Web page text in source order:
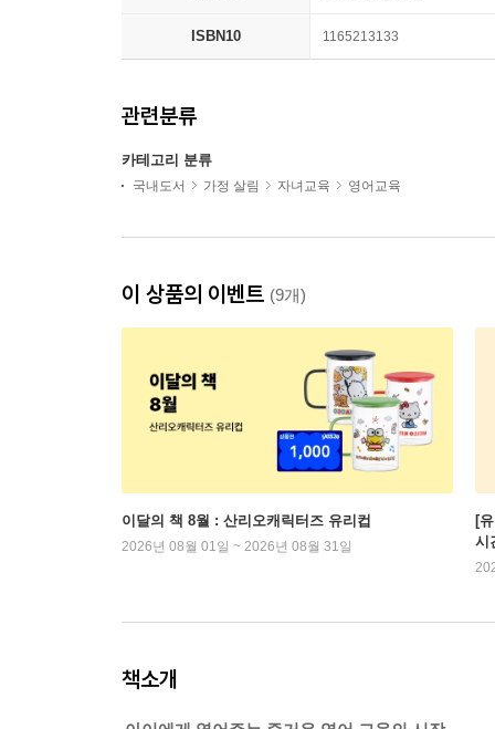
ISBN10 1165213133
관련분류
카테고리 분류
국내도서 가정 살림 자녀교육 영어교육
이 상품의 이벤트 (9개)
이달의 책 8월 : 산리오캐릭터즈 유리컵
2026년 08월 01일 ~ 2026년 08월 31일
[
시
책소개